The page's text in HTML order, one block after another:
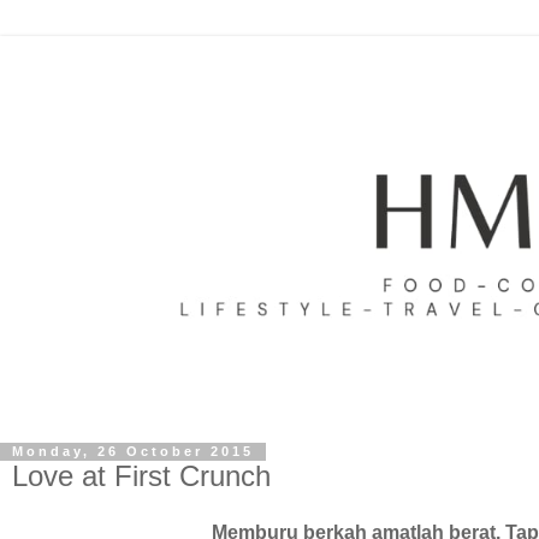
Monday, 26 October 2015
Love at First Crunch
Memburu berkah amatlah berat.